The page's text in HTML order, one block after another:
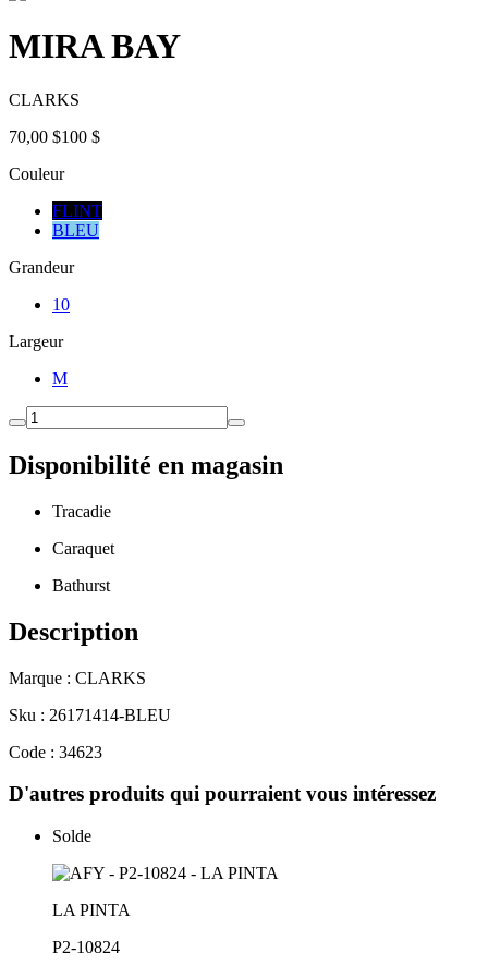
MIRA BAY
CLARKS
70,00 $100 $
Couleur
FLINT
BLEU
Grandeur
10
Largeur
M
Disponibilité en magasin
Tracadie
Caraquet
Bathurst
Description
Marque : CLARKS
Sku : 26171414-BLEU
Code : 34623
D'autres produits qui pourraient vous intéressez
Solde
LA PINTA
P2-10824